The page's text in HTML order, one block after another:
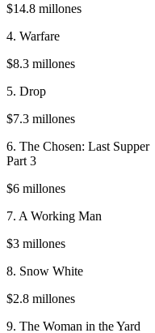
$14.8 millones
4. Warfare
$8.3 millones
5. Drop
$7.3 millones
6. The Chosen: Last Supper
Part 3
$6 millones
7. A Working Man
$3 millones
8. Snow White
$2.8 millones
9. The Woman in the Yard